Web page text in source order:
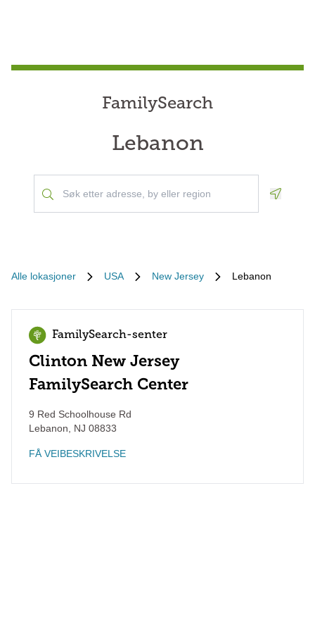
FamilySearch
Lebanon
Alle lokasjoner USA New Jersey Lebanon
FamilySearch-senter
Clinton New Jersey
FamilySearch Center
9 Red Schoolhouse Rd
Lebanon
NJ 08833
FÅ VEIBESKRIVELSE